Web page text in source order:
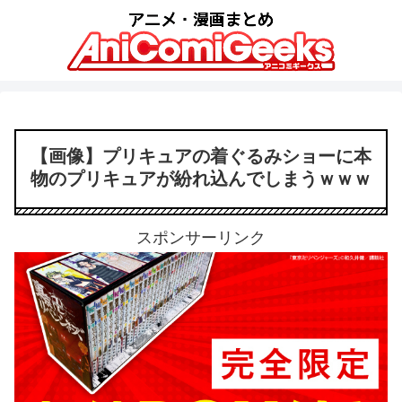
【画像】プリキュアの着ぐるみショーに本
物のプリキュアが紛れ込んでしまうｗｗｗ
スポンサーリンク